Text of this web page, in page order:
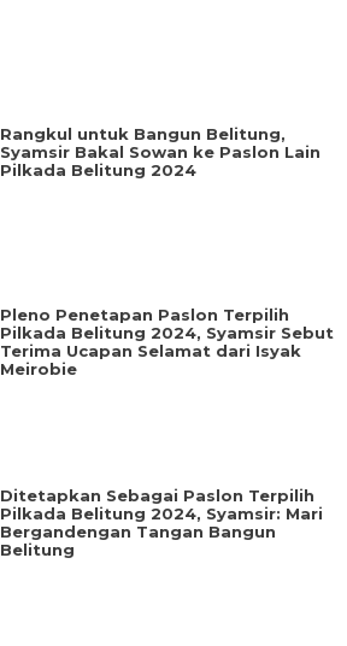
Rangkul untuk Bangun Belitung,
Syamsir Bakal Sowan ke Paslon Lain
Pilkada Belitung 2024
Pleno Penetapan Paslon Terpilih
Pilkada Belitung 2024, Syamsir Sebut
Terima Ucapan Selamat dari Isyak
Meirobie
Ditetapkan Sebagai Paslon Terpilih
Pilkada Belitung 2024, Syamsir: Mari
Bergandengan Tangan Bangun
Belitung